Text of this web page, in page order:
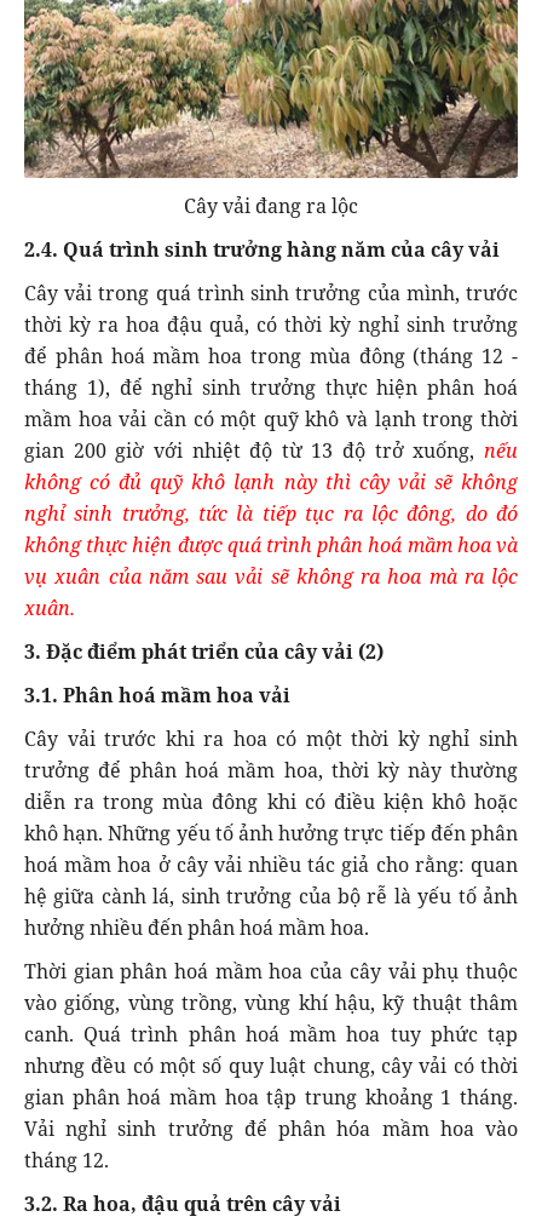
Cây vải đang ra lộc
2.4. Quá trình sinh trưởng hàng năm của cây vải
Cây vải trong quá trình sinh trưởng của mình, trước
thời kỳ ra hoa đậu quả, có thời kỳ nghỉ sinh trưởng
để phân hoá mầm hoa trong mùa đông (tháng 12 -
tháng 1), để nghỉ sinh trưởng thực hiện phân hoá
mầm hoa vải cần có một quỹ khô và lạnh trong thời
gian 200 giờ với nhiệt độ từ 13 độ trở xuống, nếu
không có đủ quỹ khô lạnh này thì cây vải sẽ không
nghỉ sinh trưởng, tức là tiếp tục ra lộc đông, do đó
không thực hiện được quá trình phân hoá mầm hoa và
vụ xuân của năm sau vải sẽ không ra hoa mà ra lộc
xuân.
3. Đặc điểm phát triển của cây vải (2)
3.1. Phân hoá mầm hoa vải
Cây vải trước khi ra hoa có một thời kỳ nghỉ sinh
trưởng để phân hoá mầm hoa, thời kỳ này thường
diễn ra trong mùa đông khi có điều kiện khô hoặc
khô hạn. Những yếu tố ảnh hưởng trực tiếp đến phân
hoá mầm hoa ở cây vải nhiều tác giả cho rằng: quan
hệ giữa cành lá, sinh trưởng của bộ rễ là yếu tố ảnh
hưởng nhiều đến phân hoá mầm hoa.
Thời gian phân hoá mầm hoa của cây vải phụ thuộc
vào giống, vùng trồng, vùng khí hậu, kỹ thuật thâm
canh. Quá trình phân hoá mầm hoa tuy phức tạp
nhưng đều có một số quy luật chung, cây vải có thời
gian phân hoá mầm hoa tập trung khoảng 1 tháng.
Vải nghỉ sinh trưởng để phân hóa mầm hoa vào
tháng 12.
3.2. Ra hoa, đậu quả trên cây vải